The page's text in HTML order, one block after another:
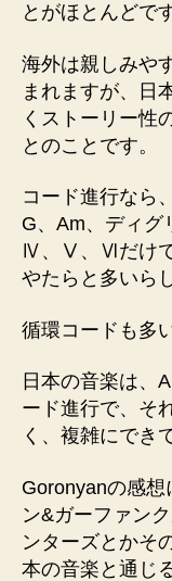
とがほとんどです
海外は親しみや
まれますが、日
くストーリー性
とのことです。
コード進行なら
G、Am、ディグ
Ⅳ、Ⅴ、Ⅵだけで
やたらと多いら
循環コードも多
日本の音楽は、
ード進行で、そ
く、複雑にでき
Goronyanの感
ン&ガーファン
ンターズとかそ
本の音楽と通じ